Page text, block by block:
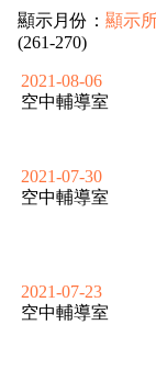
顯示月份： 顯示
(261-270)
2021-08-06
空中輔導室
2021-07-30
空中輔導室
2021-07-23
空中輔導室